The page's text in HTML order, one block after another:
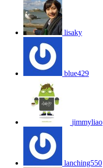
lisaky
blue429
jimmyliao
lanching550